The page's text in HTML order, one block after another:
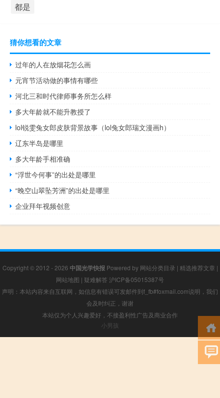
都是
猜你想看的文章
过年的人在放烟花怎么画
元宵节活动做的事情有哪些
河北三和时代律师事务所怎么样
多大年龄就不能升教授了
lol锐雯兔女郎皮肤背景故事（lol兔女郎瑞文漫画h）
辽东半岛是哪里
多大年龄手相准确
“浮世今何事”的出处是哪里
“晚空山翠坠芳洲”的出处是哪里
企业拜年视频创意
Copyright © 2012 - 2026 中国光学快报 Powered by 网站分类目录 | 精选推荐文章 |
网站地图 | 疑难解答 沪ICP备05015387号
声明：本站内容来自互联网，如信息有错误可发邮件到f_fb#foxmail.com说明，我们
会及时纠正，谢谢
本站仅为个人兴趣爱好，不接盈利性广告及商业合作
小男孩